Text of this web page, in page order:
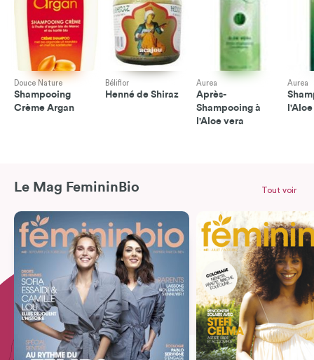
Douce Nature
Shampooing
Crème Argan
Béliflor
Henné de Shiraz
Aurea
Après-
Shampooing à
l'Aloe vera
Aurea
Le Mag FemininBio Tout voir